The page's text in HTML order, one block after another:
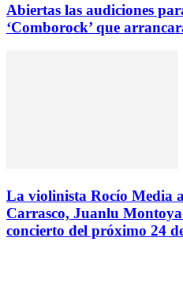
Abiertas las audiciones
‘Comborock’ que
La violinista Rocío Media
Carrasco, Juanlu
concierto del próximo 24